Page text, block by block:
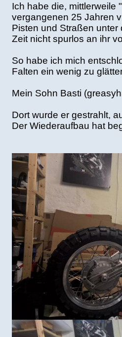
Ich habe die, mittlerweile
vergangenen 25 Jahren
Pisten und Straßen unter
Zeit nicht spurlos an ihr
So habe ich mich
Falten ein wenig zu
Mein Sohn Basti
Dort wurde er gestrahlt,
Der Wiederaufbau hat